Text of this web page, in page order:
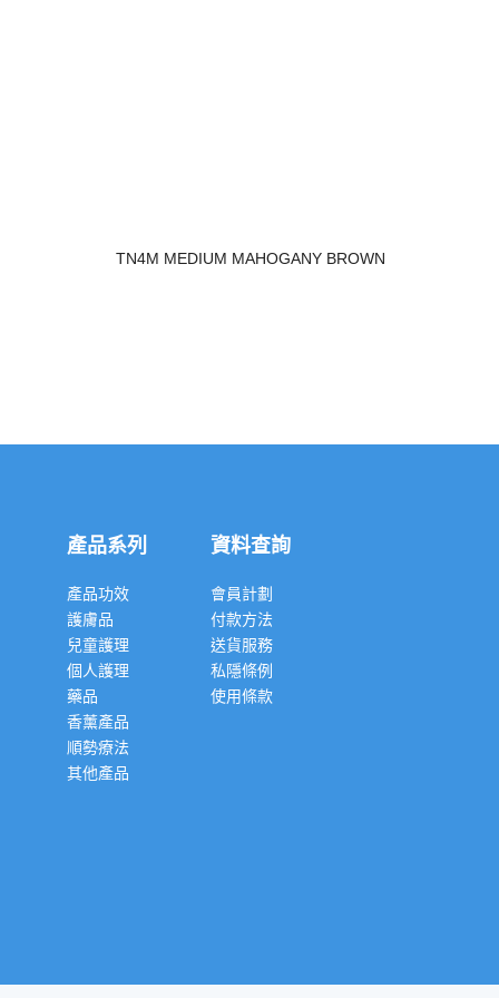
TN4M MEDIUM MAHOGANY BROWN
產品系列
產品功效
護膚品
兒童護理
個人護理
藥品
香薰產品
順勢療法
其他產品
資料查詢
會員計劃
付款方法
送貨服務
私隱條例
使用條款